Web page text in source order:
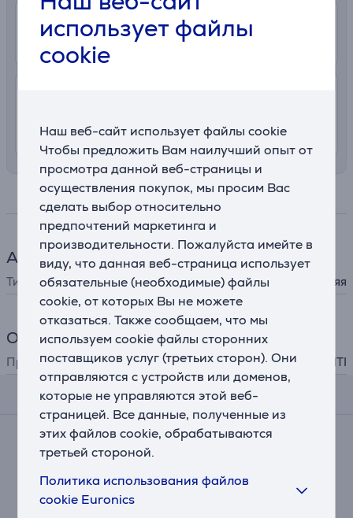
использует файлы
cookie
Наш веб-сайт использует файлы cookie
Чтобы предложить Вам наилучший опыт от
просмотра данной веб-страницы и
осуществления покупок, мы просим Вас
сделать выбор относительно
предпочтений маркетинга и
производительности. Пожалуйста имейте в
виду, что данная веб-страница использует
обязательные (необходимые) файлы
cookie, от которых Вы не можете
отказаться. Также сообщаем, что мы
используем cookie файлы сторонних
поставщиков услуг (третьих сторон). Они
отправляются с устройств или доменов,
которые не управляются этой веб-
страницей. Все данные, полученные из
этих файлов cookie, обрабатываются
третьей стороной.
Политика использования файлов
cookie Euronics
В магазин Euronics
От 24.08
Подробнее
От 24.08
Спецификация
Антенны
Тип антенны внешняя
Общий параметр
Производитель KITI
Отзывы
Сейчас отзывов нет.
После совершения покупки откроется возможность
внести свой вклад и первым/первой оставить свой
отзыв об изделии.